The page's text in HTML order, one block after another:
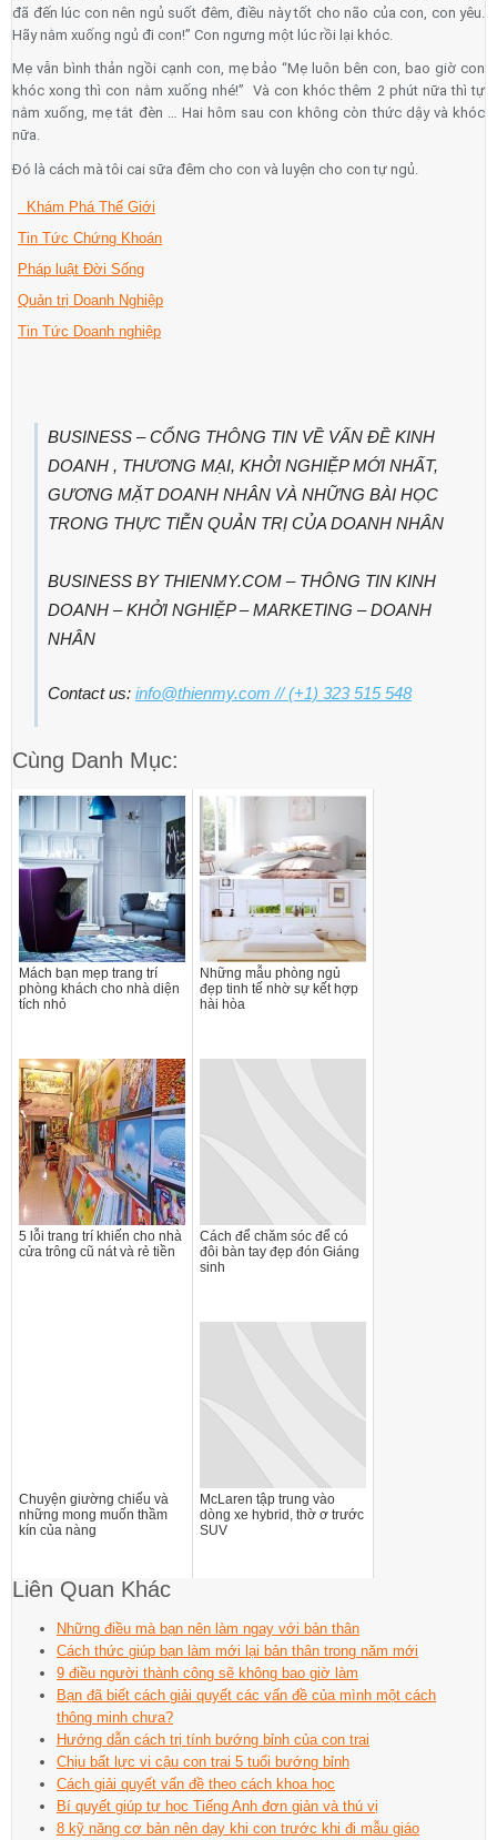
đã đến lúc con nên ngủ suốt đêm, điều này tốt cho não của con, con yêu.
Hãy nằm xuống ngủ đi con!” Con ngưng một lúc rồi lại khóc.
Mẹ vẫn bình thản ngồi cạnh con, mẹ bảo “Mẹ luôn bên con, bao giờ con
khóc xong thì con nằm xuống nhé!” Và con khóc thêm 2 phút nữa thì tự
nằm xuống, mẹ tắt đèn … Hai hôm sau con không còn thức dậy và khóc
nữa.
Đó là cách mà tôi cai sữa đêm cho con và luyện cho con tự ngủ.
Khám Phá Thế Giới
Tin Tức Chứng Khoán
Pháp luật Đời Sống
Quản trị Doanh Nghiệp
Tin Tức Doanh nghiệp
BUSINESS – CỔNG THÔNG TIN VỀ VẤN ĐỀ KINH
DOANH , THƯƠNG MẠI, KHỞI NGHIỆP MỚI NHẤT,
GƯƠNG MẶT DOANH NHÂN VÀ NHỮNG BÀI HỌC
TRONG THỰC TIỄN QUẢN TRỊ CỦA DOANH NHÂN
BUSINESS BY THIENMY.COM – THÔNG TIN KINH
DOANH – KHỞI NGHIỆP – MARKETING – DOANH
NHÂN
Contact us: info@thienmy.com // (+1) 323 515 548
Cùng Danh Mục:
Mách bạn mẹp trang trí
phòng khách cho nhà diện
tích nhỏ
Những mẫu phòng ngủ
đẹp tinh tế nhờ sự kết hợp
hài hòa
5 lỗi trang trí khiến cho nhà
cửa trông cũ nát và rẻ tiền
Cách để chăm sóc để có
đôi bàn tay đẹp đón Giáng
sinh
Chuyện giường chiếu và
những mong muốn thầm
kín của nàng
McLaren tập trung vào
dòng xe hybrid, thờ ơ trước
SUV
Liên Quan Khác
Những điều mà bạn nên làm ngay với bản thân
Cách thức giúp bạn làm mới lại bản thân trong năm mới
9 điều người thành công sẽ không bao giờ làm
Bạn đã biết cách giải quyết các vấn đề của mình một cách
thông minh chưa?
Hướng dẫn cách trị tính bướng bỉnh của con trai
Chịu bất lực vi cậu con trai 5 tuổi bướng bỉnh
Cách giải quyết vấn đề theo cách khoa học
Bí quyết giúp tự học Tiếng Anh đơn giản và thú vị
8 kỹ năng cơ bản nên dạy khi con trước khi đi mẫu giáo